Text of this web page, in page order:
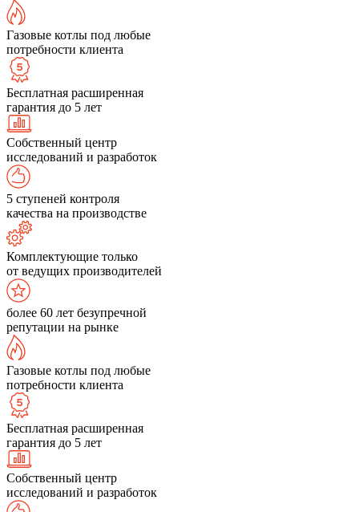
Газовые котлы под любые
потребности клиента
Бесплатная расширенная
гарантия до 5 лет
Собственный центр
исследований и разработок
5 ступеней контроля
качества на производстве
Комплектующие только
от ведущих производителей
более 60 лет безупречной
репутации на рынке
Газовые котлы под любые
потребности клиента
Бесплатная расширенная
гарантия до 5 лет
Собственный центр
исследований и разработок